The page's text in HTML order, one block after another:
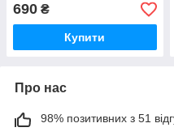
690 ₴
Купити
Про нас
98% позитивних з 51